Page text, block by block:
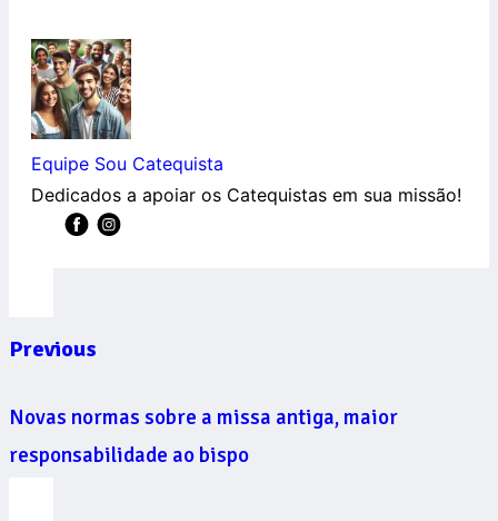
Equipe Sou Catequista
Dedicados a apoiar os Catequistas em sua missão!
Previous
Novas normas sobre a missa antiga, maior
responsabilidade ao bispo